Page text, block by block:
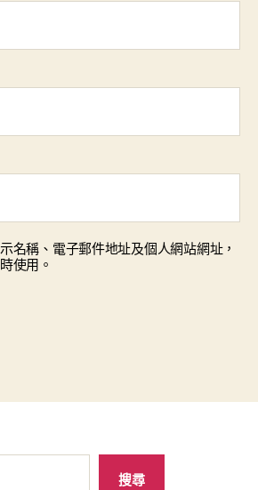
名稱、電子郵件地址及個人網站網址，
使用。
搜尋